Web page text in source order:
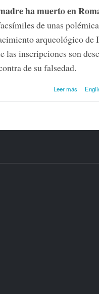
ha muerto en
de unas
arqueológico de
las inscripciones son
de su falsedad.
Leer más